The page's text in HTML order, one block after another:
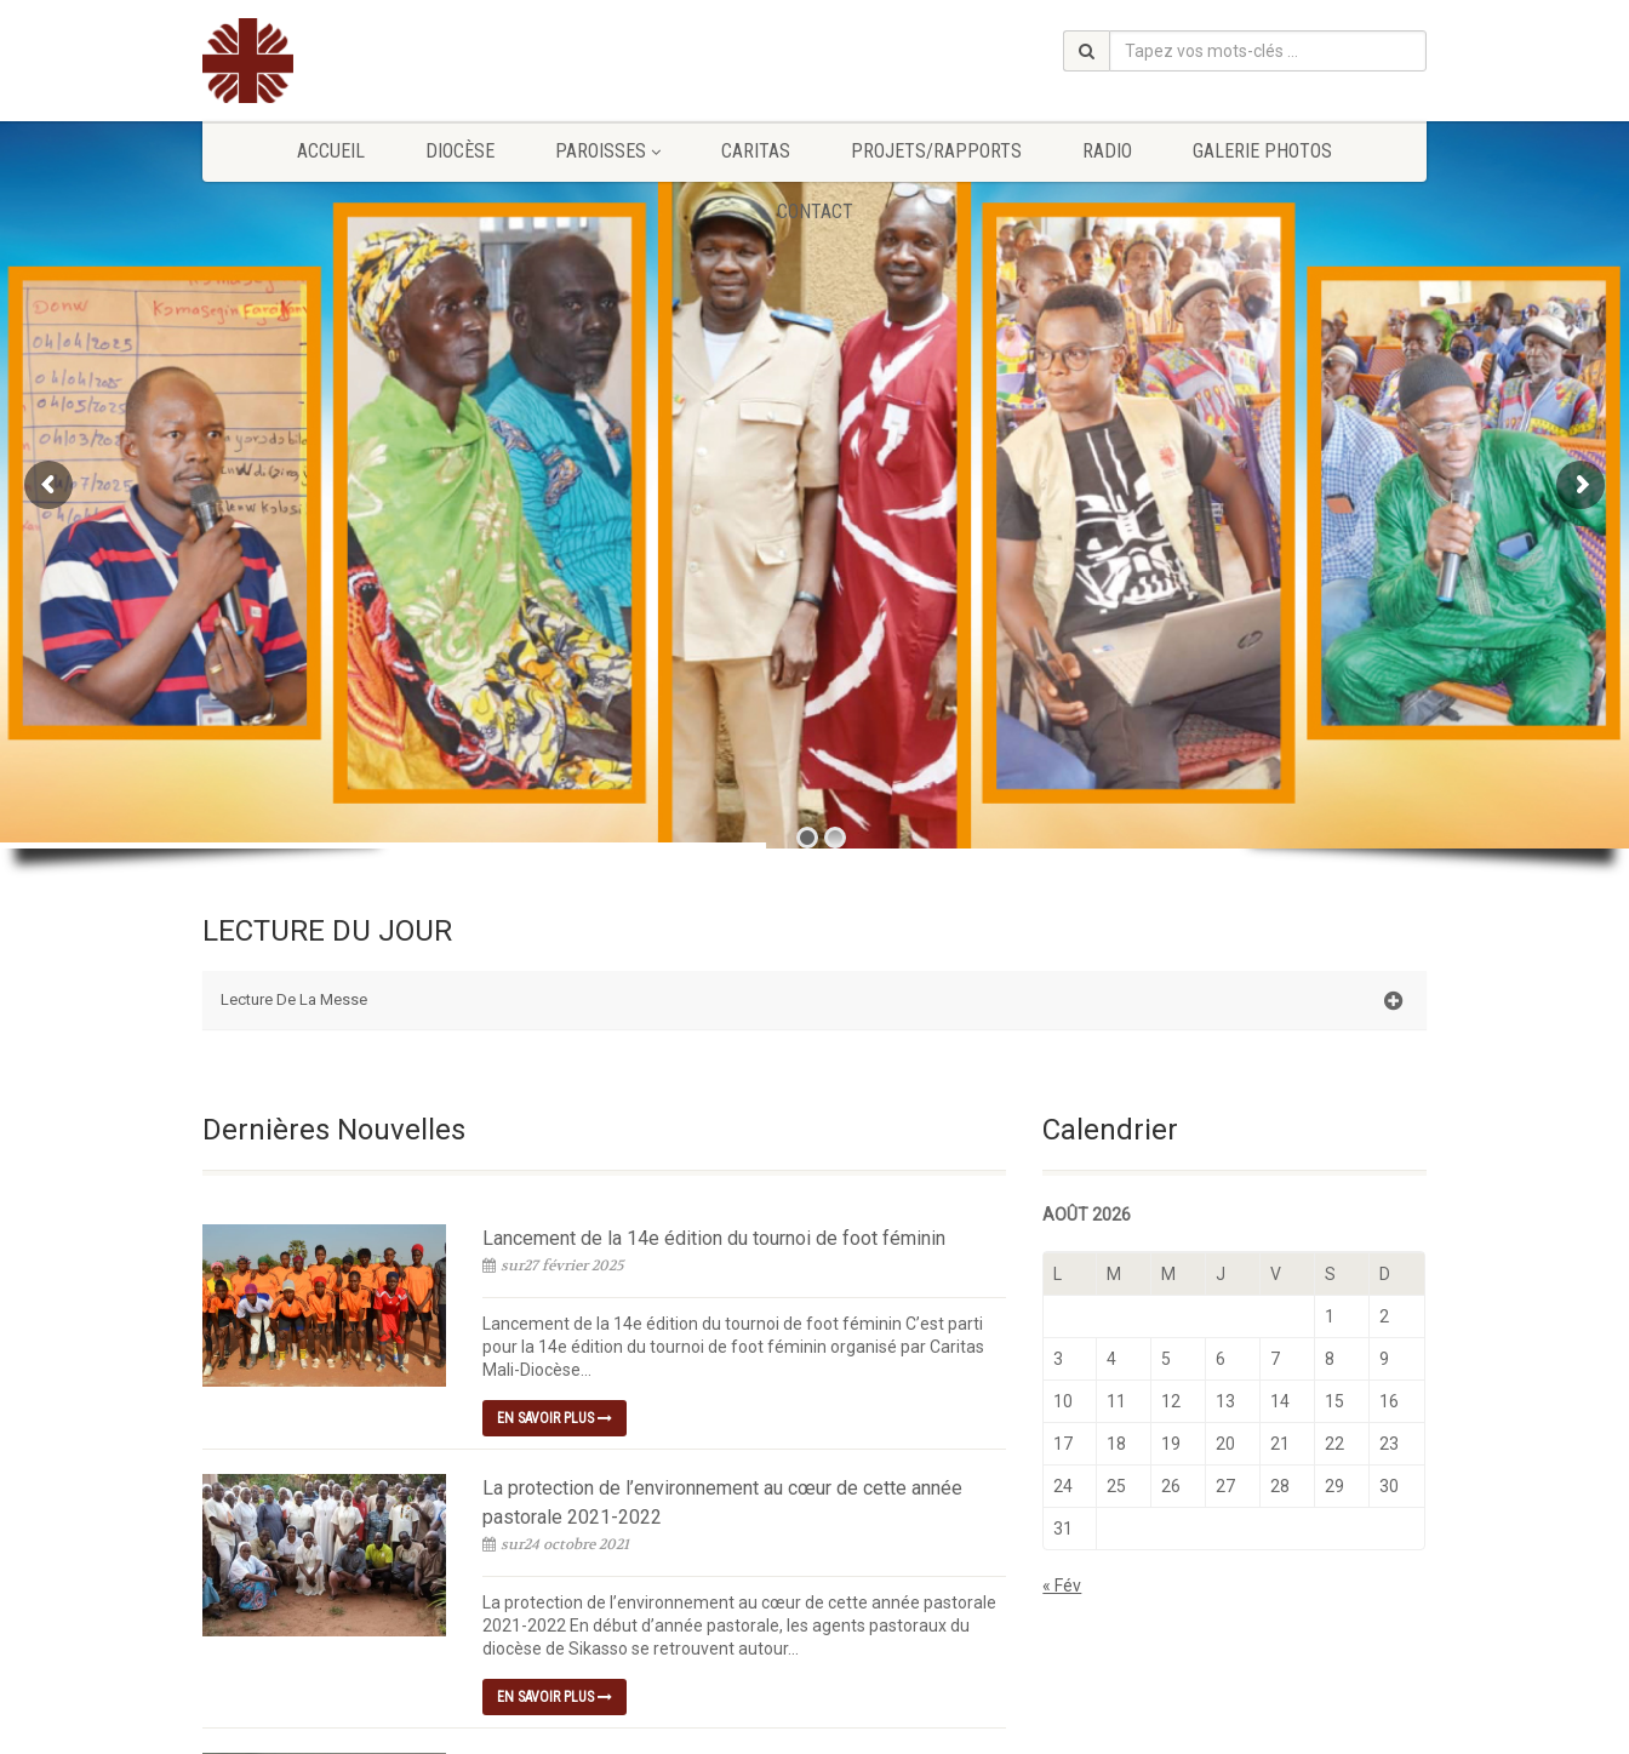
ACCUEIL DIOCÈSE PAROISSES CARITAS PROJETS/RAPPORTS RADIO GALERIE PHOTOS
CONTACT
LECTURE DU JOUR
Lecture De La Messe
Dernières Nouvelles
Lancement de la 14e édition du tournoi de foot féminin
sur27 février 2025
Lancement de la 14e édition du tournoi de foot féminin C’est parti
pour la 14e édition du tournoi de foot féminin organisé par Caritas
Mali-Diocèse...
EN SAVOIR PLUS
La protection de l’environnement au cœur de cette année
pastorale 2021-2022
sur24 octobre 2021
La protection de l’environnement au cœur de cette année pastorale
2021-2022 En début d’année pastorale, les agents pastoraux du
diocèse de Sikasso se retrouvent autour...
EN SAVOIR PLUS
Calendrier
AOÛT 2026
M M J V S D
1 2
3 4 5 6 7 8 9
10 11 12 13 14 15 16
17 18 19 20 21 22 23
24 25 26 27 28 29 30
31
« Fév